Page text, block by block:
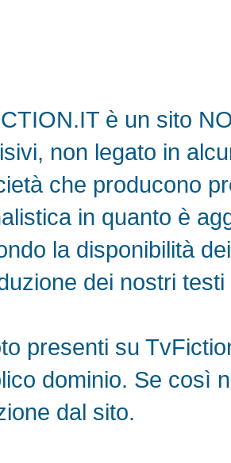
è un sito
non legato in
che producono
in quanto è
la disponibilità
dei nostri
presenti su
dominio. Se così
dal sito.